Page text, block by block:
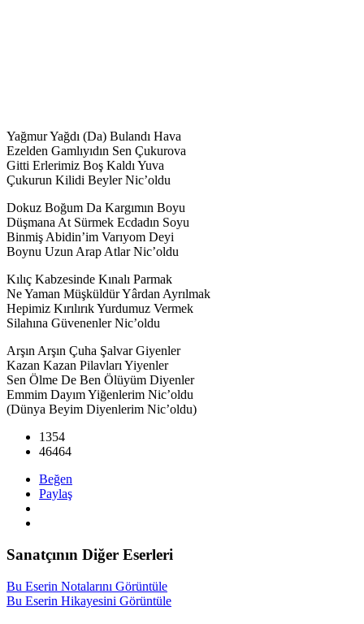
Yağmur Yağdı (Da) Bulandı Hava
Ezelden Gamlıyıdın Sen Çukurova
Gitti Erlerimiz Boş Kaldı Yuva
Çukurun Kilidi Beyler Nic’oldu
Dokuz Boğum Da Kargımın Boyu
Düşmana At Sürmek Ecdadın Soyu
Binmiş Abidin’im Varıyom Deyi
Boynu Uzun Arap Atlar Nic’oldu
Kılıç Kabzesinde Kınalı Parmak
Ne Yaman Müşküldür Yârdan Ayrılmak
Hepimiz Kırılırık Yurdumuz Vermek
Silahına Güvenenler Nic’oldu
Arşın Arşın Çuha Şalvar Giyenler
Kazan Kazan Pilavları Yiyenler
Sen Ölme De Ben Ölüyüm Diyenler
Emmim Dayım Yiğenlerim Nic’oldu
(Dünya Beyim Diyenlerim Nic’oldu)
1354
46464
Beğen
Paylaş
Sanatçının Diğer Eserleri
Bu Eserin Notalarını Görüntüle
Bu Eserin Hikayesini Görüntüle